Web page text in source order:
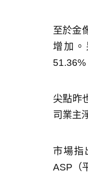
至於金
增加
51.36%
尖點昨
司業主
市場指
ASP（